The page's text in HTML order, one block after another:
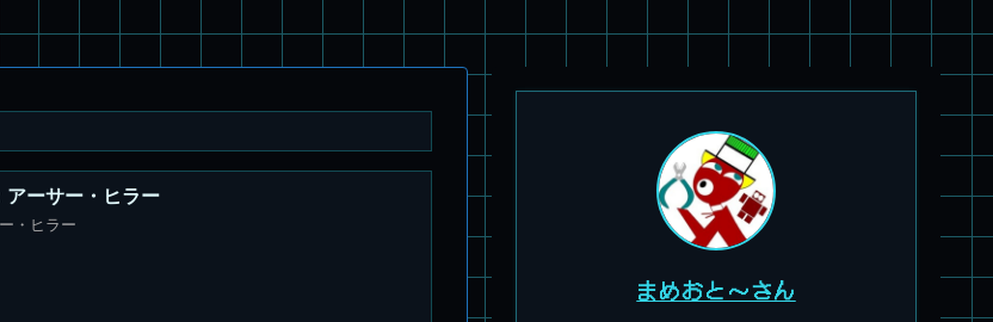
ーサー・ヒラー
・ヒラー
まめおと～さん
旧キット製作★アオシマ ロボダッチ モビルZ